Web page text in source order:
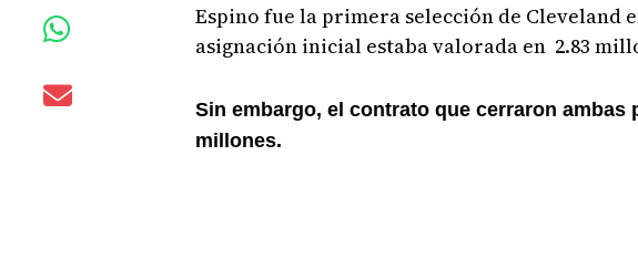
Espino fue la primera selección de Cleveland
asignación inicial estaba valorada en 2.83
Sin embargo, el contrato que cerraron ambas
millones.